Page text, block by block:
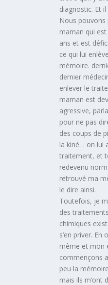
diagnostic. Et
Nous pouvons
maman qui
ans et est
ce qui lui
mémoire.
dernier
enlever le
maman est
agressive,
pour ne pas
des coups de
la kiné… on lui
traitement, et
redevenu
retrouvé ma
le dire ainsi.
Toutefois, je
des
chimiques
s’en priver. En
même et mon
commençons
peu la
mais ils m’ont